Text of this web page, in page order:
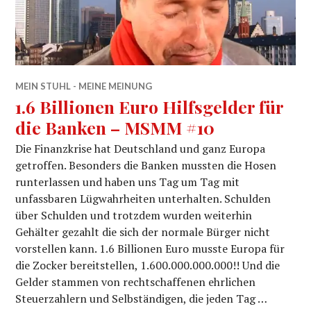
MEIN STUHL - MEINE MEINUNG
1.6 Billionen Euro Hilfsgelder für
die Banken – MSMM #10
Die Finanzkrise hat Deutschland und ganz Europa
getroffen. Besonders die Banken mussten die Hosen
runterlassen und haben uns Tag um Tag mit
unfassbaren Lügwahrheiten unterhalten. Schulden
über Schulden und trotzdem wurden weiterhin
Gehälter gezahlt die sich der normale Bürger nicht
vorstellen kann. 1.6 Billionen Euro musste Europa für
die Zocker bereitstellen, 1.600.000.000.000!! Und die
Gelder stammen von rechtschaffenen ehrlichen
Steuerzahlern und Selbständigen, die jeden Tag …